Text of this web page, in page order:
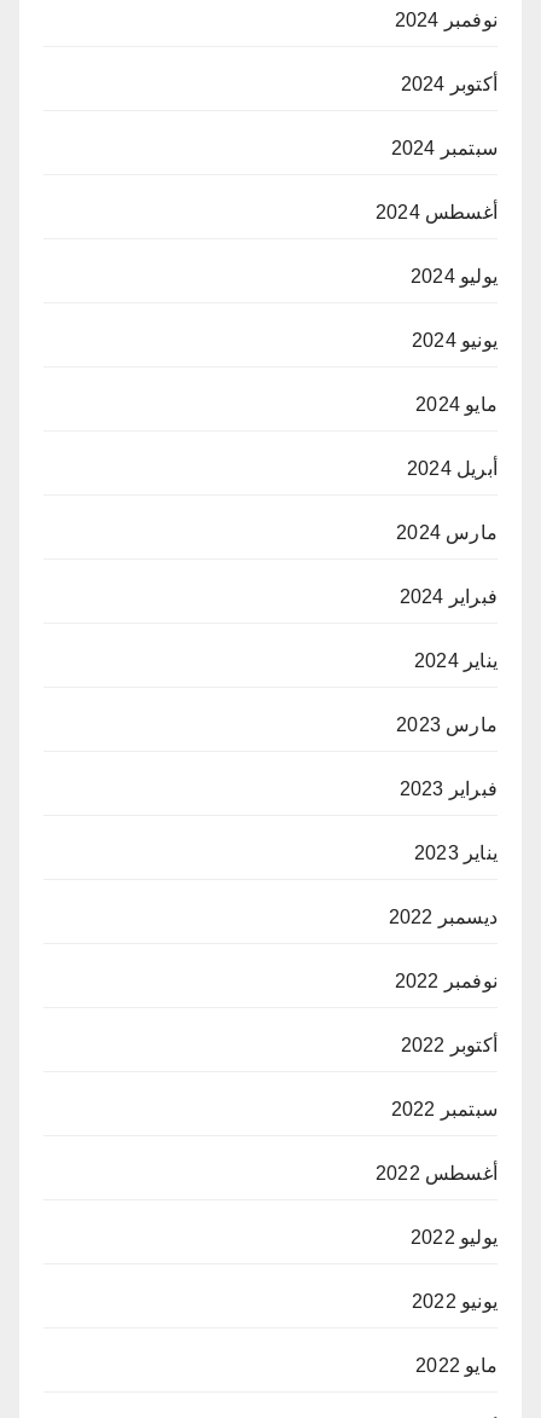
نوفمبر 2024
أكتوبر 2024
سبتمبر 2024
أغسطس 2024
يوليو 2024
يونيو 2024
مايو 2024
أبريل 2024
مارس 2024
فبراير 2024
يناير 2024
مارس 2023
فبراير 2023
يناير 2023
ديسمبر 2022
نوفمبر 2022
أكتوبر 2022
سبتمبر 2022
أغسطس 2022
يوليو 2022
يونيو 2022
مايو 2022